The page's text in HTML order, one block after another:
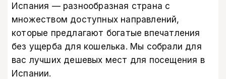
Испания — разнообразная страна с
множеством доступных направлений,
которые предлагают богатые впечатления
без ущерба для кошелька. Мы собрали для
вас лучших дешевых мест для посещения в
Испании.